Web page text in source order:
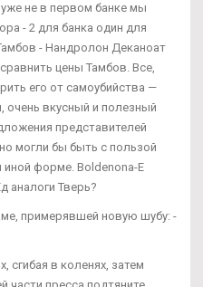
не в первом банке мы
- 2 для банка один для
- Нандролон Деканоат
цены Тамбов. Все,
его от самоубийства —
очень вкусный и полезный
представителей
могли бы быть с пользой
форме. Boldenona-E
аналоги Тверь?
примерявшей новую шубу: -
сгибая в коленях, затем